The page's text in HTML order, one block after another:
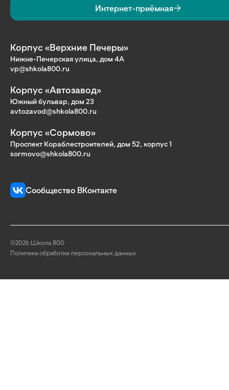
Интернет-приёмная
Корпус «Верхние Печеры»
Нижне-Печерская улица, дом 4А
vp@shkola800.ru
Корпус «Автозавод»
Южный бульвар, дом 23
avtozavod@shkola800.ru
Корпус «Сормово»
Проспект Кораблестроителей, дом 52, корпус 1
sormovo@shkola800.ru
Сообщество ВКонтакте
©2026 Школа 800
Политика обработки персональных данных